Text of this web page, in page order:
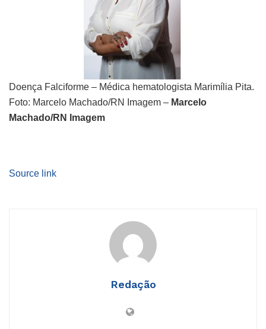
Doença Falciforme – Médica hematologista Marimília Pita.
Foto: Marcelo Machado/RN Imagem – Marcelo
Machado/RN Imagem
Source link
Redação